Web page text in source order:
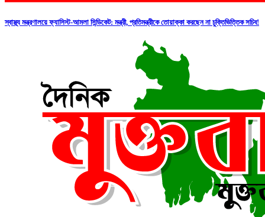
স্বাস্থ্য মন্ত্রণালয়ে ফ্যাসিস্ট-আমলা সিন্ডিকেট: মন্ত্রী, প্রতিমন্ত্রীকে তোয়াক্কা করছেন না চুক্তিভিত্তিক সচিব!